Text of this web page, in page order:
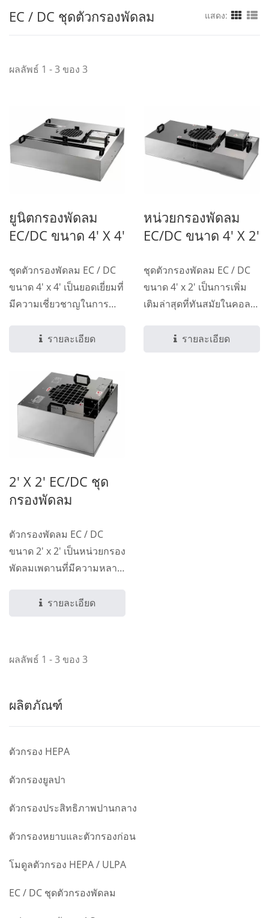
EC / DC ชุดตัวกรองพัดลม แสดง:
ผลลัพธ์ 1 - 3 ของ 3
ยูนิตกรองพัดลม
EC/DC ขนาด 4' X 4'
ชุดตัวกรองพัดลม EC / DC
ขนาด 4' x 4' เป็นยอดเยี่ยมที่
มีความเชี่ยวชาญในการ
รายละเอียด
หน่วยกรองพัดลม
EC/DC ขนาด 4' X 2'
ชุดตัวกรองพัดลม EC / DC
ขนาด 4' x 2' เป็นการเพิ่ม
เติมล่าสุดที่ทันสมัยในคอล
โซลูชันห้องสะอาด...
รายละเอียด
2' X 2' EC/DC ชุด
กรองพัดลม
ตัวกรองพัดลม EC / DC
ขนาด 2' x 2' เป็นหน่วยกรอง
พัดลมเพดานที่มีความหลาก
รายละเอียด
ผลลัพธ์ 1 - 3 ของ 3
ผลิตภัณฑ์
ตัวกรอง HEPA
ตัวกรองยูลปา
ตัวกรองประสิทธิภาพปานกลาง
ตัวกรองหยาบและตัวกรองก่อน
โมดูลตัวกรอง HEPA / ULPA
EC / DC ชุดตัวกรองพัดลม